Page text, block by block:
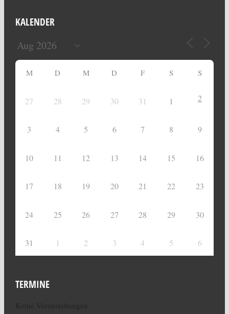
KALENDER
M D M D F S S
27 28 29 30 31 1 2
3 4 5 6 7 8 9
10 11 12 13 14 15 16
17 18 19 20 21 22 23
24 25 26 27 28 29 30
31 1 2 3 4 5 6
TERMINE